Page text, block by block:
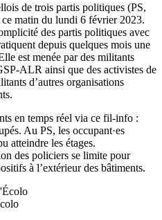
de trois partis politiques (PS,
matin du lundi 6 février 2023.
des partis politiques avec
depuis quelques mois une
est menée par des militants
ALR ainsi que des activistes de
d’autres organisations
en temps réel via ce fil-info :
Au PS, les occupant·es
atteindre les étages.
des policiers se limite pour
à l’extérieur des bâtiments.